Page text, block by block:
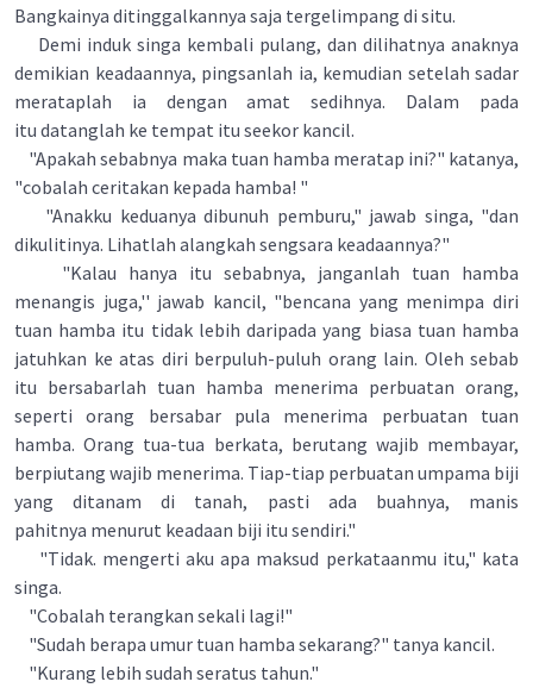
Bangkainya ditinggalkannya saja tergelimpang di situ.
Demi induk singa kembali pulang, dan dilihatnya anaknya
demikian keadaannya, pingsanlah ia, kemudian setelah sadar
merataplah ia dengan amat sedihnya. Dalam pada
itu datanglah ke tempat itu seekor kancil.
"Apakah sebabnya maka tuan hamba meratap ini?" katanya,
"cobalah ceritakan kepada hamba! "
"Anakku keduanya dibunuh pemburu," jawab singa, "dan
dikulitinya. Lihatlah alangkah sengsara keadaannya?"
"Kalau hanya itu sebabnya, janganlah tuan hamba
menangis juga,'' jawab kancil, "bencana yang menimpa diri
tuan hamba itu tidak lebih daripada yang biasa tuan hamba
jatuhkan ke atas diri berpuluh-puluh orang lain. Oleh sebab
itu bersabarlah tuan hamba menerima perbuatan orang,
seperti orang bersabar pula menerima perbuatan tuan
hamba. Orang tua-tua berkata, berutang wajib membayar,
berpiutang wajib menerima. Tiap-tiap perbuatan umpama biji
yang ditanam di tanah, pasti ada buahnya, manis
pahitnya menurut keadaan biji itu sendiri."
"Tidak. mengerti aku apa maksud perkataanmu itu," kata
singa.
"Cobalah terangkan sekali lagi!"
"Sudah berapa umur tuan hamba sekarang?" tanya kancil.
"Kurang lebih sudah seratus tahun."